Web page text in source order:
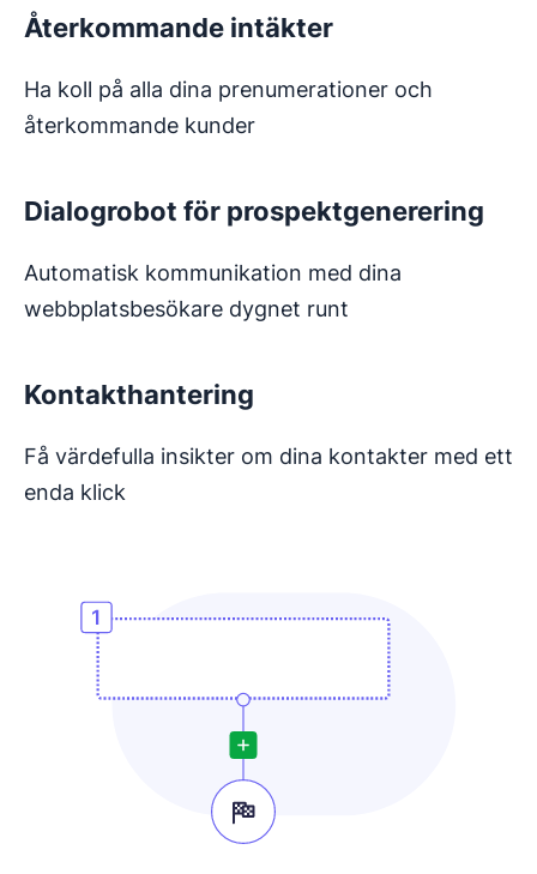
Återkommande intäkter
Ha koll på alla dina prenumerationer och
återkommande kunder
Dialogrobot för prospektgenerering
Automatisk kommunikation med dina
webbplatsbesökare dygnet runt
Kontakthantering
Få värdefulla insikter om dina kontakter med ett
enda klick